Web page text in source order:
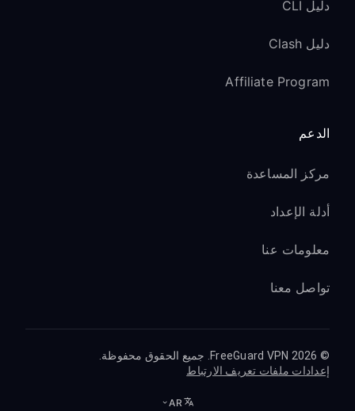
دليل CLI
دليل Clash
Affiliate Program
الدعم
مركز المساعدة
أدلة الإعداد
معلومات عنا
تواصل معنا
© 2026 FreeGuard VPN. جميع الحقوق محفوظة.
إعدادات ملفات تعريف الارتباط
AR